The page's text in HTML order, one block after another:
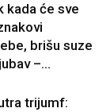
kada će sve
brišu suze
–...
trijumf: